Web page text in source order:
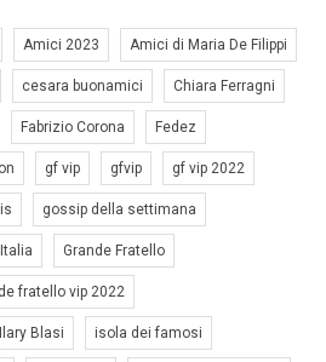
Amici 2023 Amici di Maria De Filippi
cesara buonamici Chiara Ferragni
Fabrizio Corona Fedez
gf vip gfvip gf vip 2022
gossip della settimana
Grande Fratello
fratello vip 2022
Ilary Blasi isola dei famosi